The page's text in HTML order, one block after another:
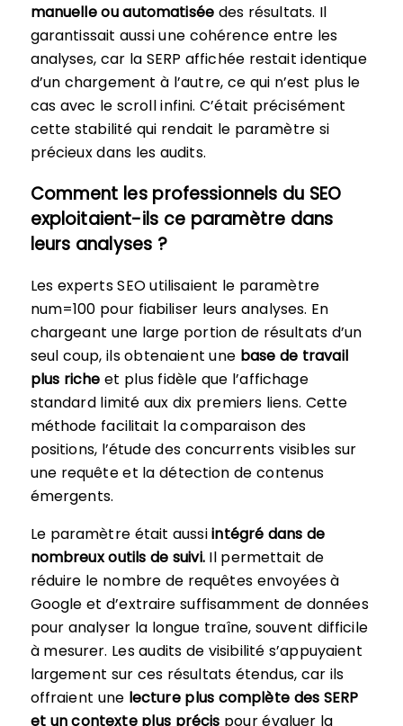
manuelle ou automatisée des résultats. Il
garantissait aussi une cohérence entre les
analyses, car la SERP affichée restait identique
d’un chargement à l’autre, ce qui n’est plus le
cas avec le scroll infini. C’était précisément
cette stabilité qui rendait le paramètre si
précieux dans les audits.
Comment les professionnels du SEO
exploitaient-ils ce paramètre dans
leurs analyses ?
Les experts SEO utilisaient le paramètre
num=100 pour fiabiliser leurs analyses. En
chargeant une large portion de résultats d’un
seul coup, ils obtenaient unebase de travail
plus riche et plus fidèle que l’affichage
standard limité aux dix premiers liens. Cette
méthode facilitait la comparaison des
positions, l’étude des concurrents visibles sur
une requête et la détection de contenus
émergents.
Le paramètre était aussiintégré dans de
nombreux outils de suivi.Il permettait de
réduire le nombre de requêtes envoyées à
Google et d’extraire suffisamment de données
pour analyser la longue traîne, souvent difficile
à mesurer. Les audits de visibilité s’appuyaient
largement sur ces résultats étendus, car ils
offraient une lecture plus complète des SERP
et un contexte plus précis pour évaluer la